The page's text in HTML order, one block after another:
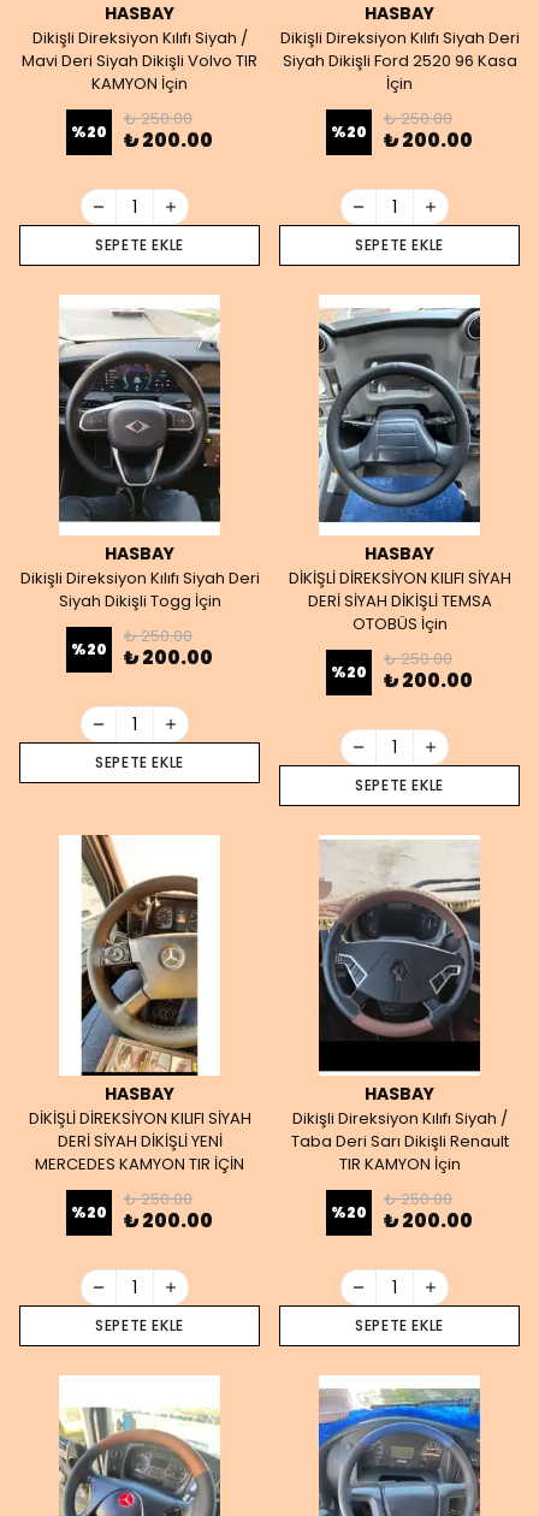
HASBAY
Dikişli Direksiyon Kılıfı Siyah /
Mavi Deri Siyah Dikişli Volvo TIR
KAMYON İçin
%20
₺ 250.00
₺ 200.00
SEPETE EKLE
HASBAY
Dikişli Direksiyon Kılıfı Siyah Deri
Siyah Dikişli Ford 2520 96 Kasa
İçin
%20
₺ 250.00
₺ 200.00
SEPETE EKLE
HASBAY
Dikişli Direksiyon Kılıfı Siyah Deri
Siyah Dikişli Togg İçin
%20
₺ 250.00
₺ 200.00
SEPETE EKLE
HASBAY
DİKİŞLİ DİREKSİYON KILIFI SİYAH
DERİ SİYAH DİKİŞLİ TEMSA
OTOBÜS İçin
%20
₺ 250.00
₺ 200.00
SEPETE EKLE
HASBAY
DİKİŞLİ DİREKSİYON KILIFI SİYAH
DERİ SİYAH DİKİŞLİ YENİ
MERCEDES KAMYON TIR İÇİN
%20
₺ 250.00
₺ 200.00
SEPETE EKLE
HASBAY
Dikişli Direksiyon Kılıfı Siyah /
Taba Deri Sarı Dikişli Renault
TIR KAMYON İçin
%20
₺ 250.00
₺ 200.00
SEPETE EKLE